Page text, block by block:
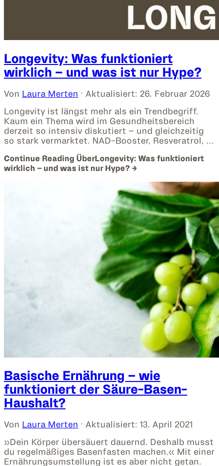
Longevity: Was funktioniert
wirklich – und was ist nur Hype?
Von Laura Merten · Aktualisiert: 26. Februar 2026
Longevity ist längst mehr als ein Trendbegriff.
Kaum ein Thema wird im Gesundheitsbereich
derzeit so intensiv diskutiert – und gleichzeitig
so stark vermarktet. NAD-Booster, Resveratrol, …
Continue Reading ÜberLongevity: Was funktioniert
wirklich – und was ist nur Hype? →
Basische Ernährung – wie
funktioniert der Säure-Basen-
Haushalt?
Von Laura Merten · Aktualisiert: 13. April 2021
»Dein Körper übersäuert dauernd. Deshalb musst
du regelmäßiges Basenfasten machen.« Mit einer
Ernährungsumstellung ist es aber nicht getan.